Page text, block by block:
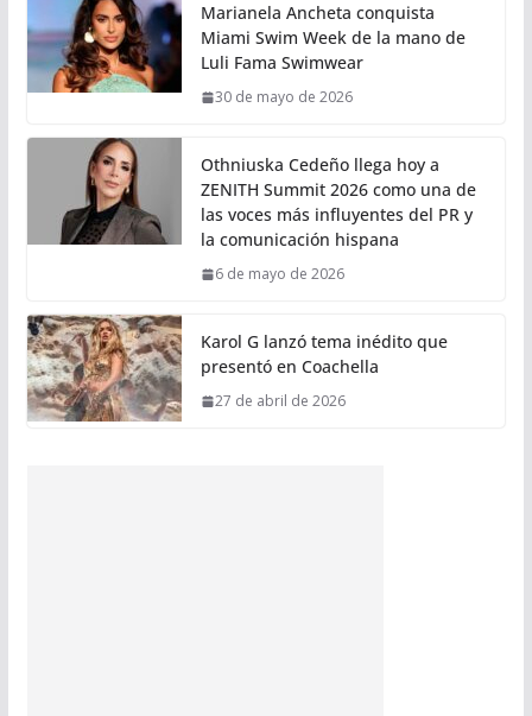
Marianela Ancheta conquista
Miami Swim Week de la mano de
Luli Fama Swimwear
30 de mayo de 2026
Othniuska Cedeño llega hoy a
ZENITH Summit 2026 como una de
las voces más influyentes del PR y
la comunicación hispana
6 de mayo de 2026
Karol G lanzó tema inédito que
presentó en Coachella
27 de abril de 2026